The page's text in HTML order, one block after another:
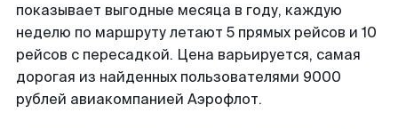
показывает выгодные месяца в году, каждую
неделю по маршруту летают 5 прямых рейсов и 10
рейсов с пересадкой. Цена варьируется, самая
дорогая из найденных пользователями 9000
рублей авиакомпанией Аэрофлот.